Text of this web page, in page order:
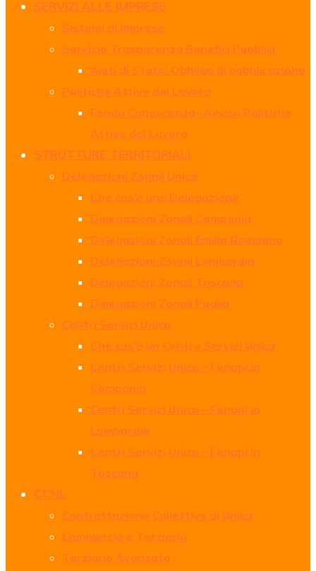
SERVIZI ALLE IMPRESE
Sistemi di Imprese
Servizio Trasparenza Benefici Pubblici
Aiuti di Stato: Obbligo di pubblicazione
Politiche Attive del Lavoro
Fondo Conoscenza- Avviso Politiche
Attive del Lavoro
STRUTTURE TERRITORIALI
Delegazioni Zonali Unica
Che cos’è una Delegazione
Delegazioni Zonali Campania
Delegazioni Zonali Emilia Romagna
Delegazioni Zonali Lombardia
Delegazioni Zonali Toscana
Delegazioni Zonali Puglia
Centri Servizi Unica
Che cos’è un Centro Servizi Unica
Centri Servizi Unica – Fenapi in
Campania
Centri Servizi Unica – Fenapi in
Lombardia
Centri Servizi Unica – Fenapi in
Toscana
CCNL
Contrattazione Collettiva di Unica
Commercio e Terziario
Terziario Avanzato